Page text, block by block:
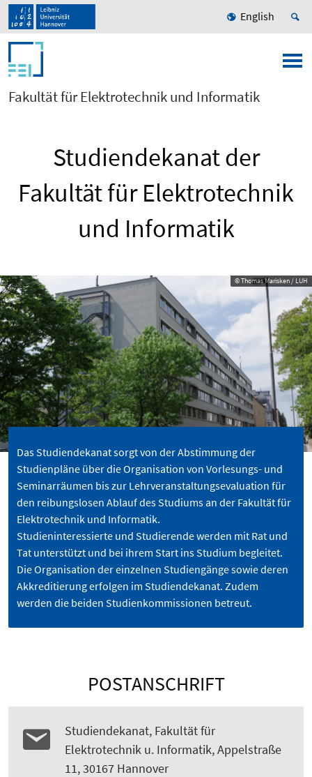
English
Fakultät für Elektrotechnik und Informatik
Studiendekanat der
Fakultät für Elektrotechnik
und Informatik
© Thomas Marisken / LUH
Das Studiendekanat sorgt von der Abstimmung der
Studienpläne über die Organisation von Vorlesungs- und
Seminarräumen bis zur Lehrveranstaltungsevaluation für
den reibungslosen Ablauf des Studiums an der Fakultät für
Elektrotechnik und Informatik.
Studieninteressierte und Studierende werden mit Rat und
Tat unterstützt und bei ihrem Start ins Studium begleitet.
Die Organisation der einzelnen Studiengänge sowie deren
Akkreditierung erfolgen im Studiendekanat. Zudem
werden die beiden Studienkommissionen betreut.
POSTANSCHRIFT
Studiendekanat, Fakultät für
Elektrotechnik u. Informatik, Appelstraße
11, 30167 Hannover